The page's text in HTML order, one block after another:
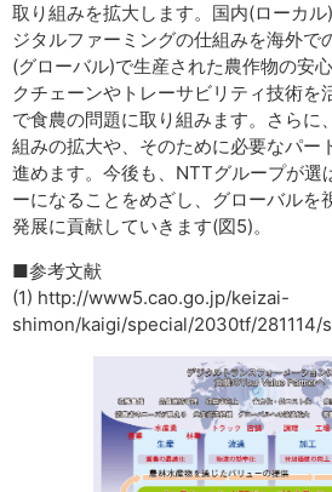
取り組みを拡大します。国内(ローカ
ジタルファーミングの仕組みを海外で
(グローバル)で生産された農作物の安
クチェーンやトレーサビリティ技術を
で食農の問題に取り組みます。さらに
組みの拡大や、そのために必要なパー
進めます。今後も、NTTグループが選
ーになることをめざし、グローバルを
発展に貢献していきます(図5)。
■参考文献
(1) http://www5.cao.go.jp/keizai-
shimon/kaigi/special/2030tf/281114/